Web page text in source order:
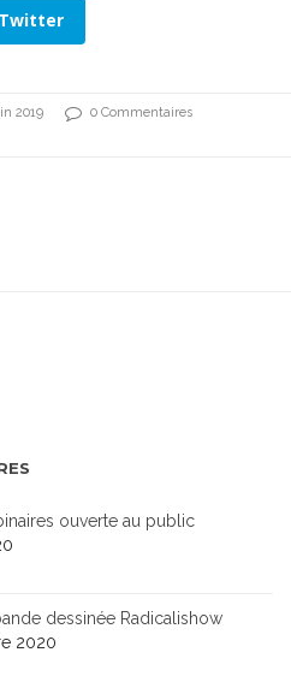
Twitter
2019
0 Commentaires
ouverte au public
dessinée Radicalishow
2020